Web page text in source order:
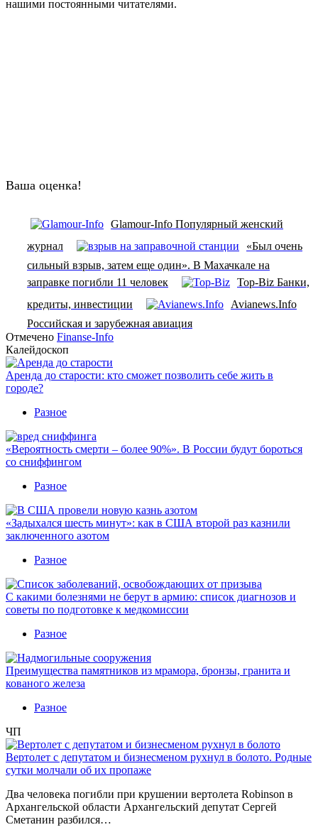
нашими постоянными читателями.
Ваша оценка!
Glamour-Info Популярный женский
журнал
«Был очень
сильный взрыв, затем еще один». В Махачкале на
заправке погибли 11 человек
Top-Biz Банки,
кредиты, инвестиции
Avianews.Info
Российская и зарубежная авиация
Отмечено Finanse-Info
Калейдоскоп
Аренда до старости: кто сможет позволить себе жить в
городе?
Разное
«Вероятность смерти – более 90%». В России будут бороться
со сниффингом
Разное
«Задыхался шесть минут»: как в США второй раз казнили
заключенного азотом
Разное
С какими болезнями не берут в армию: список диагнозов и
советы по подготовке к медкомиссии
Разное
Преимущества памятников из мрамора, бронзы, гранита и
кованого железа
Разное
ЧП
Вертолет с депутатом и бизнесменом рухнул в болото. Родные
сутки молчали об их пропаже
Два человека погибли при крушении вертолета Robinson в
Архангельской области Архангельский депутат Сергей
Сметанин разбился…